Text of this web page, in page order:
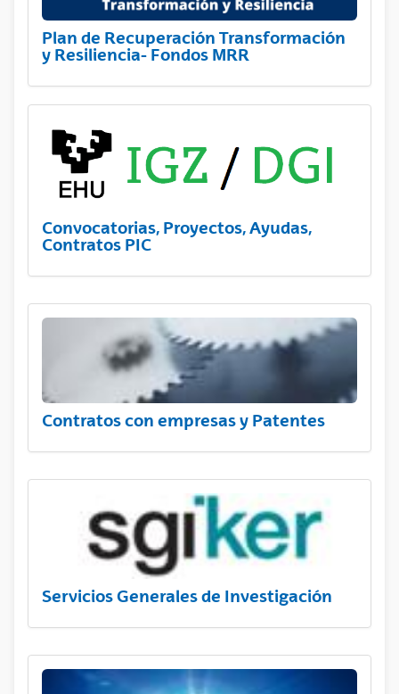
Plan de Recuperación Transformación
y Resiliencia- Fondos MRR
Convocatorias, Proyectos, Ayudas,
Contratos PIC
Contratos con empresas y Patentes
Servicios Generales de Investigación